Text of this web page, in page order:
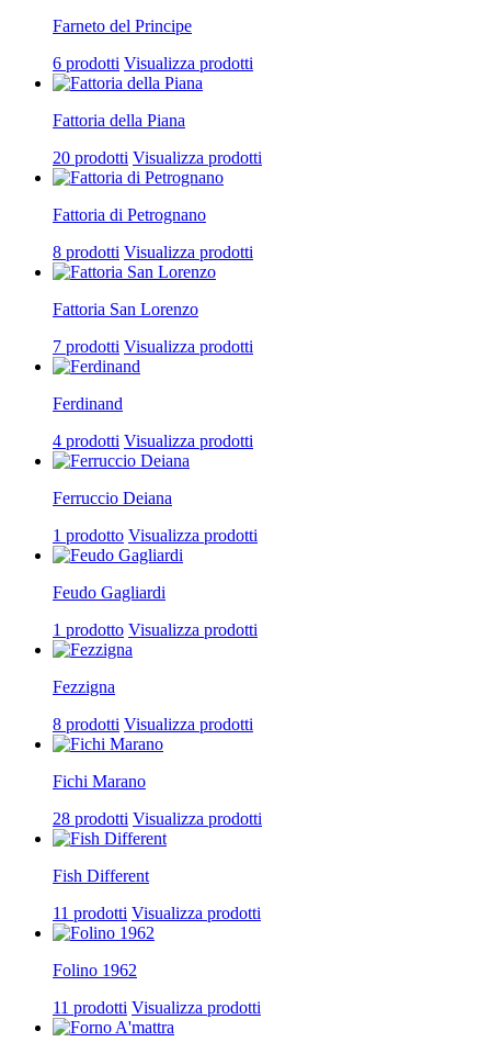
Farneto del Principe
6 prodotti Visualizza prodotti
Fattoria della Piana
20 prodotti Visualizza prodotti
Fattoria di Petrognano
8 prodotti Visualizza prodotti
Fattoria San Lorenzo
7 prodotti Visualizza prodotti
Ferdinand
4 prodotti Visualizza prodotti
Ferruccio Deiana
1 prodotto Visualizza prodotti
Feudo Gagliardi
1 prodotto Visualizza prodotti
Fezzigna
8 prodotti Visualizza prodotti
Fichi Marano
28 prodotti Visualizza prodotti
Fish Different
11 prodotti Visualizza prodotti
Folino 1962
11 prodotti Visualizza prodotti